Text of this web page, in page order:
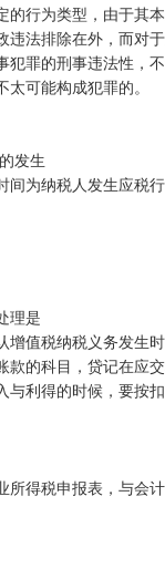
的行为类型，由于其
违法排除在外，而对
犯罪的刑事违法性，
可能构成犯罪的。
发生
间为纳税人发生应税
理是
增值税纳税义务发生
款的科目，贷记在应
与利得的时候，要按
所得税申报表，与会